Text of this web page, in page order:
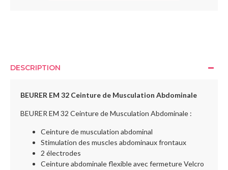
DESCRIPTION
BEURER EM 32 Ceinture de Musculation Abdominale
BEURER EM 32 Ceinture de Musculation Abdominale :
Ceinture de musculation abdominal
Stimulation des muscles abdominaux frontaux
2 électrodes
Ceinture abdominale flexible avec fermeture Velcro